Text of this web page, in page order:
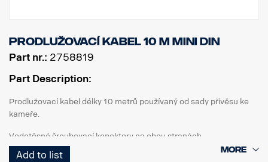
Prodlužovací kabel 10 m MINI DIN
Part nr.: 2758819
Part Description:
Prodlužovací kabel délky 10 metrů používaný od sady přívěsu ke
kameře.
Vodotěsné šroubovací konektory na obou stranách.
Add to list